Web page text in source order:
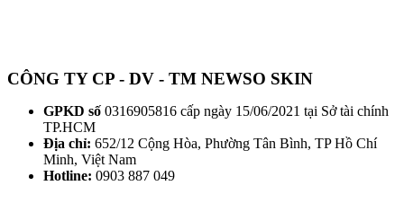
CÔNG TY CP - DV - TM NEWSO SKIN
GPKD số 0316905816 cấp ngày 15/06/2021 tại Sở tài chính
TP.HCM
Địa chỉ: 652/12 Cộng Hòa, Phường Tân Bình, TP Hồ Chí
Minh, Việt Nam
Hotline: 0903 887 049